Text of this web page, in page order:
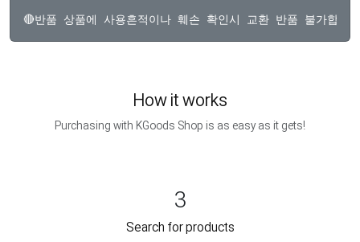
How it works
Purchasing with KGoods Shop is as easy as it gets!
3
Search for products